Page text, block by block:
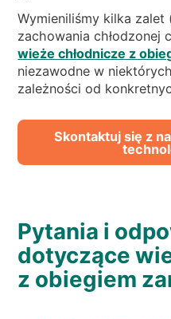
Wymieniliśmy kilka zalet
zachowania chłodzonej
wieże chłodnicze z
niezawodne w
zależności od
Skontaktuj się z
Pytania i
dotyczące
z obiegiem